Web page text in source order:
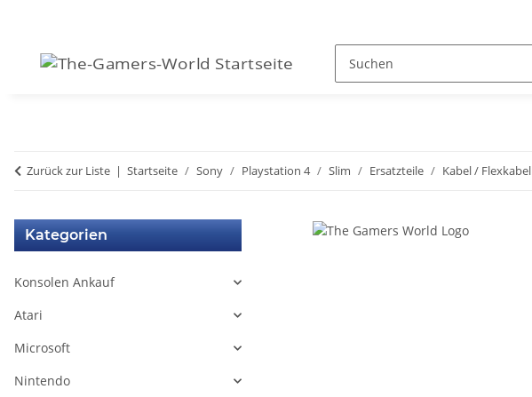
Zurück zur Liste Startseite Sony Playstation 4 Slim Ersatzteile Kabel / Flexkabel
Kategorien
Konsolen Ankauf
Atari
Microsoft
Nintendo